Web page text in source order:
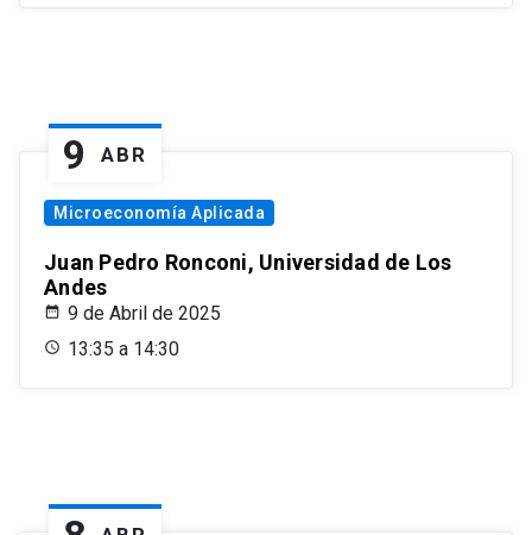
9 ABR
Microeconomía Aplicada
Juan Pedro Ronconi, Universidad de Los
Andes
9 de Abril de 2025
13:35 a 14:30